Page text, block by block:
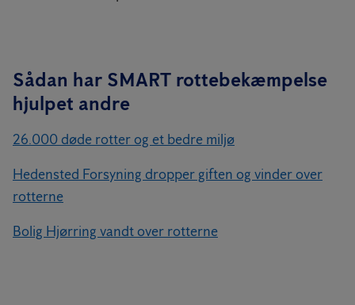
Sådan har SMART rottebekæmpelse
hjulpet andre
26.000 døde rotter og et bedre miljø
Hedensted Forsyning dropper giften og vinder over
rotterne
Bolig Hjørring vandt over rotterne